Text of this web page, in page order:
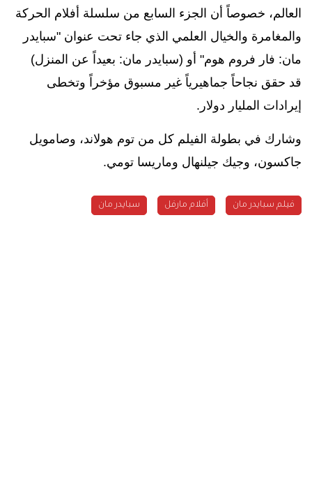
العالم، خصوصاً أن الجزء السابع من سلسلة أفلام الحركة
والمغامرة والخيال العلمي الذي جاء تحت عنوان "سبايدر
مان: فار فروم هوم" أو (سبايدر مان: بعيداً عن المنزل)
قد حقق نجاحاً جماهيرياً غير مسبوق مؤخراً وتخطى
إيرادات المليار دولار.
وشارك في بطولة الفيلم كل من توم هولاند، وصامويل
جاكسون، وجيك جيلنهال وماريسا تومي.
فيلم سبايدر مان أفلام مارفل سبايدر مان